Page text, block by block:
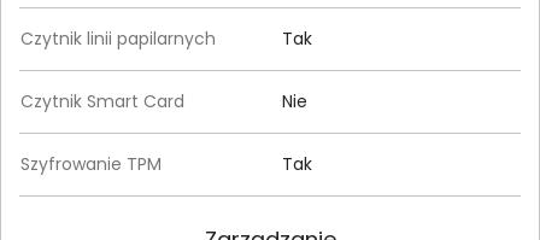
Czytnik linii papilarnych Tak
Czytnik Smart Card Nie
Szyfrowanie TPM Tak